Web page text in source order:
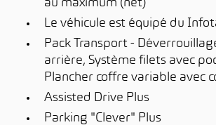
au maximum (net)
Le véhicule est équipé du
Pack Transport -
arrière, Système filets avec
Plancher coffre variable avec
Assisted Drive Plus
Parking "Clever" Plus